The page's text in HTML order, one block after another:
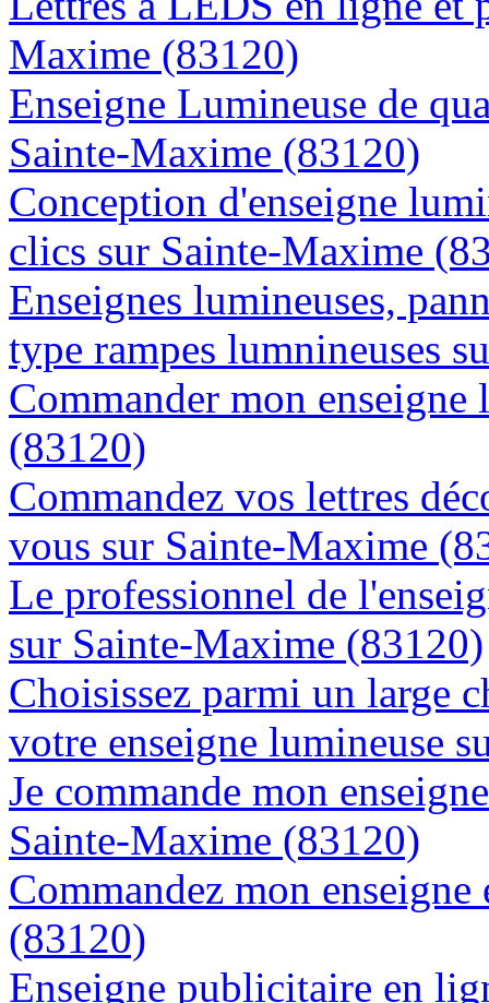
Maxime (83120)
Enseigne Lumineuse de
Sainte-Maxime (83120)
Conception d'enseigne
clics sur Sainte-Maxime
Enseignes lumineuses,
type rampes lumnineuses
Commander mon
(83120)
Commandez vos lettres
vous sur Sainte-Maxime
Le professionnel de
sur Sainte-Maxime (83120)
Choisissez parmi un large
votre enseigne lumineuse
Je commande mon
Sainte-Maxime (83120)
Commandez mon
(83120)
Enseigne publicitaire en